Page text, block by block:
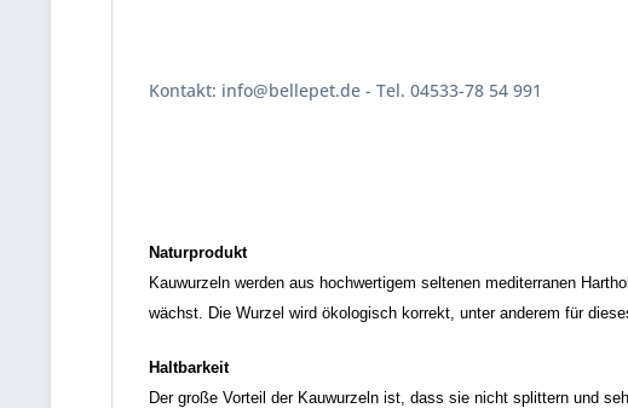
Kontakt: info@bellepet.de - Tel. 04533-78 54 991
Naturprodukt
Kauwurzeln werden aus hochwertigem seltenen mediterranen
wächst. Die Wurzel wird ökologisch korrekt, unter anderem für
Haltbarkeit
Der große Vorteil der Kauwurzeln ist, dass sie nicht splittern und